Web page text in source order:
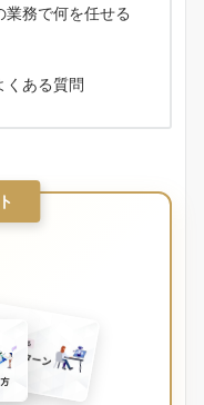
務で何を任せる
くある質問